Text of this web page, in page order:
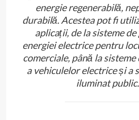
energie regenerabilă,
durabilă. Acestea pot fi
aplicații, de la sisteme
energiei electrice pentru
comerciale, până la
a vehiculelor electrice și a
iluminat